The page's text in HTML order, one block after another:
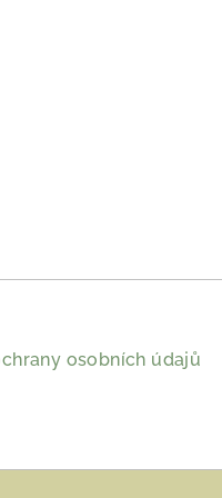
osobních údajů